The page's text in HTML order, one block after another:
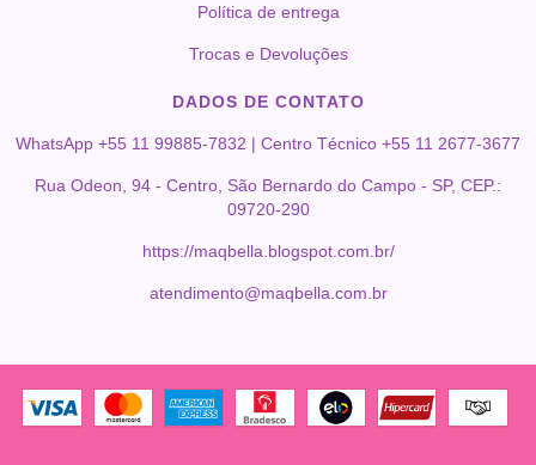
Política de entrega
Trocas e Devoluções
DADOS DE CONTATO
WhatsApp +55 11 99885-7832 | Centro Técnico +55 11 2677-3677
Rua Odeon, 94 - Centro, São Bernardo do Campo - SP, CEP.:
09720-290
https://maqbella.blogspot.com.br/
atendimento@maqbella.com.br